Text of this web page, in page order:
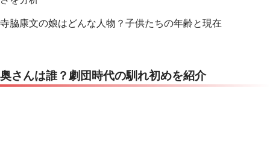
寺脇康文の娘はどんな人物？子供たちの年齢と現在
奥さんは誰？劇団時代の馴れ初めを紹介